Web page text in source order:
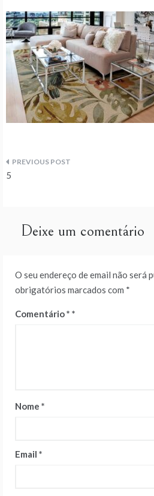
Navegação
artigos
5
Deixe um comentário
O seu endereço de email não será
obrigatórios marcados com *
Comentário*
Nome *
Email *